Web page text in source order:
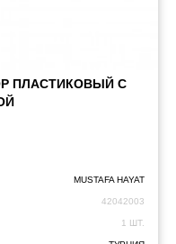
ПЛАСТИКОВЫЙ С
MUSTAFA HAYAT
42042003
1 ШТ.